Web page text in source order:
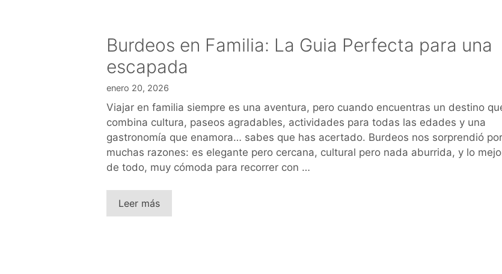
Burdeos en Familia: La Guia Perfecta para una
escapada
enero 20, 2026
Viajar en familia siempre es una aventura, pero cuando encuentras un destino
combina cultura, paseos agradables, actividades para todas las edades y una
gastronomía que enamora… sabes que has acertado. Burdeos nos sorprendió por
muchas razones: es elegante pero cercana, cultural pero nada aburrida, y lo
de todo, muy cómoda para recorrer con …
Leer más